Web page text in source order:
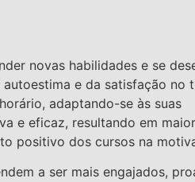
novas habilidades e se
e da satisfação no
adaptando-se às suas
e eficaz, resultando em maior
positivo dos cursos na
a ser mais engajados,